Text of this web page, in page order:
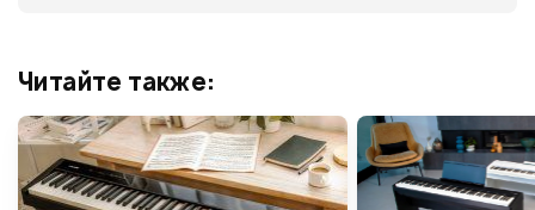
Читайте также: